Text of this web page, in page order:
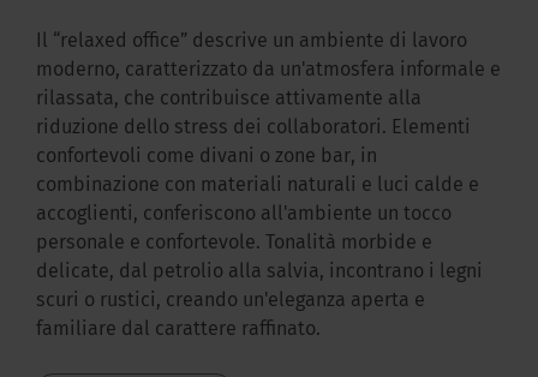
Il “relaxed office” descrive un ambiente di lavoro
moderno, caratterizzato da un'atmosfera informale e
rilassata, che contribuisce attivamente alla
riduzione dello stress dei collaboratori. Elementi
confortevoli come divani o zone bar, in
combinazione con materiali naturali e luci calde e
accoglienti, conferiscono all'ambiente un tocco
personale e confortevole. Tonalità morbide e
delicate, dal petrolio alla salvia, incontrano i legni
scuri o rustici, creando un'eleganza aperta e
familiare dal carattere raffinato.